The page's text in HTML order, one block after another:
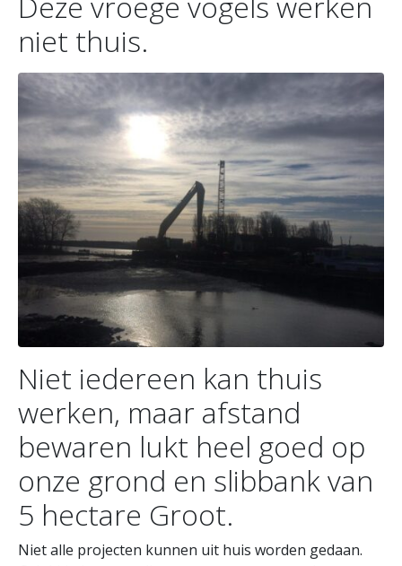
niet thuis.
Niet iedereen kan thuis
werken, maar afstand
bewaren lukt heel goed op
onze grond en slibbank van
5 hectare Groot.
Niet alle projecten kunnen uit huis worden gedaan.